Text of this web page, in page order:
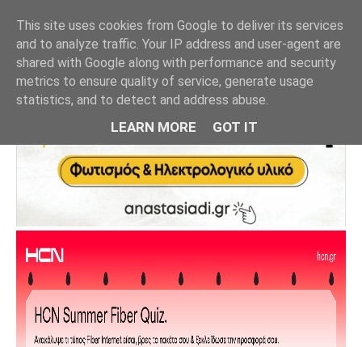
This site uses cookies from Google to deliver its services
and to analyze traffic. Your IP address and user-agent are
shared with Google along with performance and security
metrics to ensure quality of service, generate usage
statistics, and to detect and address abuse.
LEARN MORE GOT IT